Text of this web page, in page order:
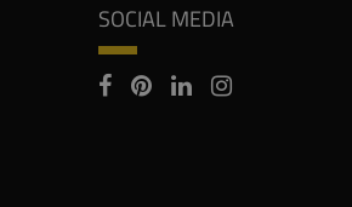
SOCIAL MEDIA